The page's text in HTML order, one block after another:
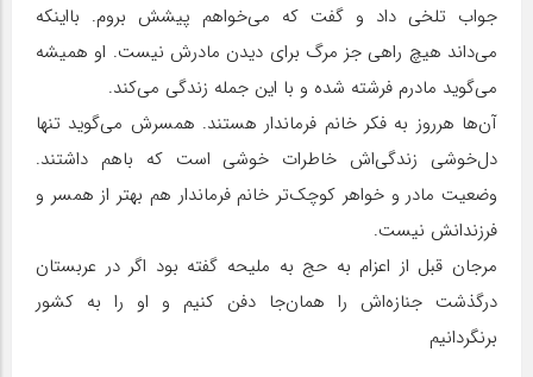
جواب تلخی داد و گفت که می‌خواهم پیشش بروم. بااینکه
می‌داند هیچ راهی جز مرگ برای دیدن مادرش نیست. او همیشه
می‌گوید مادرم فرشته شده و با این جمله زندگی می‌کند.
آن‌ها هرروز به فکر خانم فرماندار هستند. همسرش می‌گوید تنها
دل‌خوشی زندگی‌اش خاطرات خوشی است که باهم داشتند.
وضعیت مادر و خواهر کوچک‌تر خانم فرماندار هم بهتر از همسر و
فرزندانش نیست.
مرجان قبل از اعزام به حج به ملیحه گفته بود اگر در عربستان
درگذشت جنازه‌اش را همان‌جا دفن کنیم و او را به کشور
برنگردانیم